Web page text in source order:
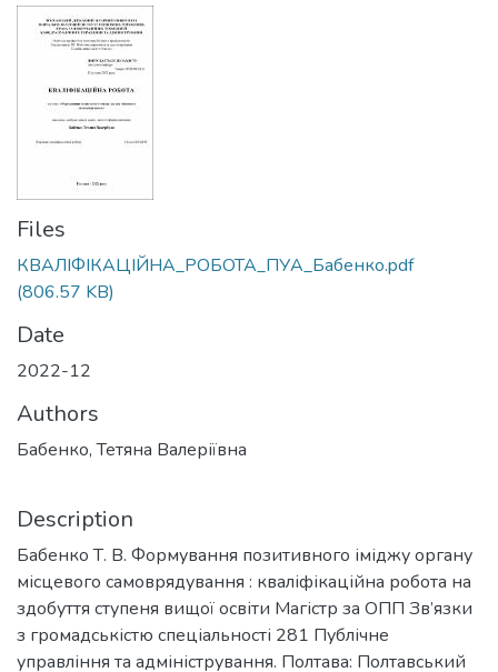
Files
КВАЛІФІКАЦІЙНА_РОБОТА_ПУА_Бабенко.pdf
(806.57 KB)
Date
2022-12
Authors
Бабенко, Тетяна Валеріївна
Description
Бабенко Т. В. Формування позитивного іміджу органу
місцевого самоврядування : кваліфікаційна робота на
здобуття ступеня вищої освіти Магістр за ОПП Зв’язки
з громадськістю спеціальності 281 Публічне
управління та адміністрування. Полтава: Полтавський